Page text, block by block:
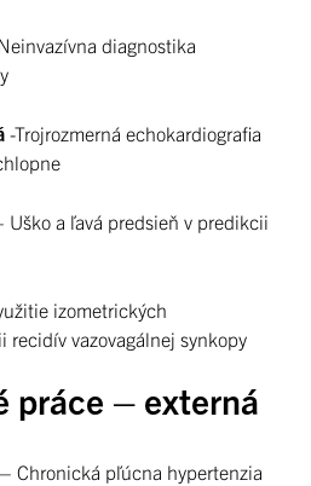
diagnostika
-Trojrozmerná echokardiografia
Uško a ľavá predsieň v predikcii
izometrických
recidív vazovagálnej synkopy
práce – externá
– Chronická pľúcna hypertenzia